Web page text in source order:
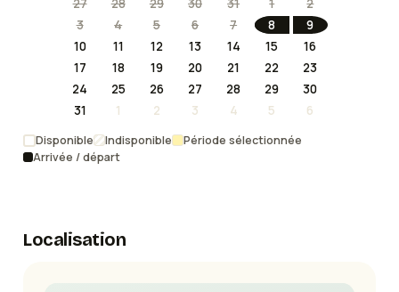
27 28 29 30 31 1
2
3
4 5 6 7 8
9
10
11 12 13 14 15
16
17
18 19 20 21 22
23
24
25 26 27 28 29
30
31
1 2 3 4 5 6
Disponible Indisponible
Période sélectionnée
Arrivée / départ
Localisation